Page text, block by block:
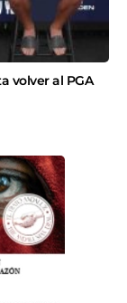
volver al PGA